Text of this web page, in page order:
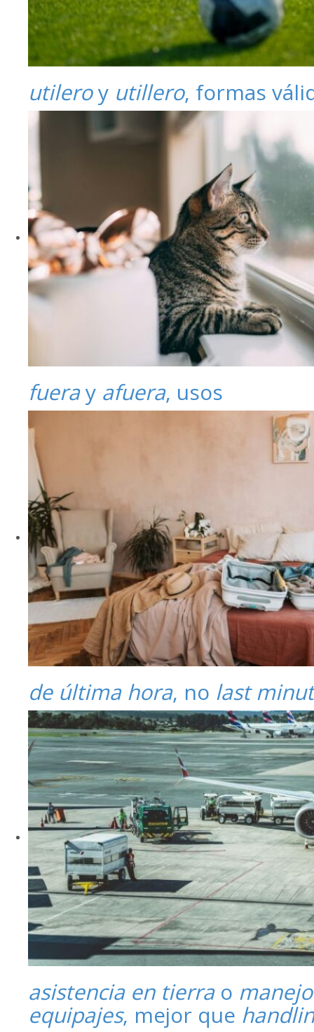
utileroy utillero, formas
fueray afuera, usos
de última hora, no last
asistencia en tierrao
equipajes, mejor que